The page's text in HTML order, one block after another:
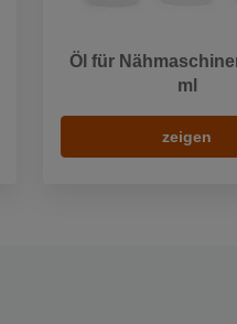
Öl für
ml
zeigen